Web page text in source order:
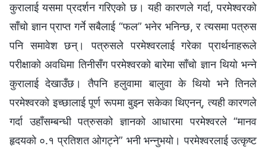
कुरालाई यसमा प्रदर्शन गरिएको छ। यही कारणले गर्दा, परमेश्‍वरको
साँचो ज्ञान प्राप्त गर्ने सबैलाई “फल” भनेर भनिन्छ, र त्यसमा पत्रुस
पनि समावेश छन्। पत्रुसले परमेश्‍वरलाई गरेका प्रार्थनाहरूले
परीक्षाको अवधिमा तिनीसँग परमेश्‍वरको बारेमा साँचो ज्ञान थियो भन्‍ने
कुरालाई देखाउँछ। तैपनि हलुवामा बालुवा के थियो भने तिनले
परमेश्‍वरको इच्‍छालाई पूर्ण रूपमा बुझ्‍न सकेका थिएनन्, त्यही कारणले
गर्दा उहाँसम्‍बन्धी पत्रुसको ज्ञानको आधारमा परमेश्‍वरले “मानव
हृदयको ०.१ प्रतिशत ओगट्ने” भनी भन्‍नुभयो। परमेश्‍वरलाई उत्कृष्ट